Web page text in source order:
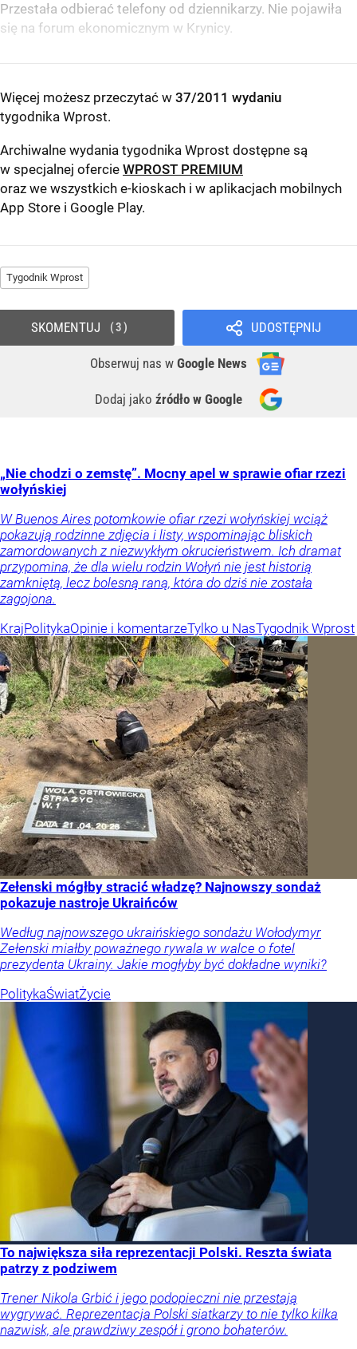
Przestała odbierać telefony od dziennikarzy. Nie pojawiła
się na forum ekonomicznym w Krynicy.
Więcej możesz przeczytać w 37/2011 wydaniu
tygodnika Wprost.
Archiwalne wydania tygodnika Wprost dostępne są
w specjalnej ofercie WPROST PREMIUM
oraz we wszystkich e-kioskach i w aplikacjach mobilnych
App Store i Google Play.
Tygodnik Wprost
UDOSTĘPNIJ
Obserwuj nas w Google News
Dodaj jako źródło w Google
SKOMENTUJ 3
„Nie chodzi o zemstę”. Mocny apel w sprawie ofiar rzezi
wołyńskiej
W Buenos Aires potomkowie ofiar rzezi wołyńskiej wciąż
pokazują rodzinne zdjęcia i listy, wspominając bliskich
zamordowanych z niezwykłym okrucieństwem. Ich dramat
przypomina, że dla wielu rodzin Wołyń nie jest historią
zamkniętą, lecz bolesną raną, która do dziś nie została
zagojona.
KrajPolitykaOpinie i komentarzeTylko u NasTygodnik Wprost
Zełenski mógłby stracić władzę? Najnowszy sondaż
pokazuje nastroje Ukraińców
Według najnowszego ukraińskiego sondażu Wołodymyr
Zełenski miałby poważnego rywala w walce o fotel
prezydenta Ukrainy. Jakie mogłyby być dokładne wyniki?
PolitykaŚwiatŻycie
To największa siła reprezentacji Polski. Reszta świata
patrzy z podziwem
Trener Nikola Grbić i jego podopieczni nie przestają
wygrywać. Reprezentacja Polski siatkarzy to nie tylko kilka
nazwisk, ale prawdziwy zespół i grono bohaterów.